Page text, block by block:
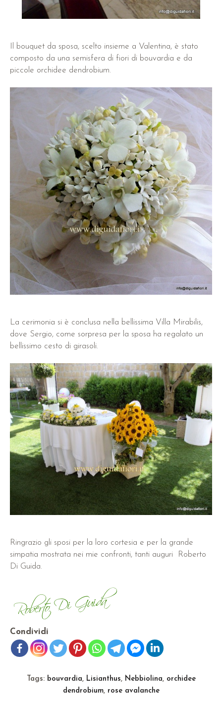
Il bouquet da sposa, scelto insieme a Valentina, è stato
composto da una semisfera di fiori di bouvardia e da
piccole orchidee dendrobium.
La cerimonia si è conclusa nella bellissima Villa Mirabilis,
dove Sergio, come sorpresa per la sposa ha regalato un
bellissimo cesto di girasoli.
Ringrazio gli sposi per la loro cortesia e per la grande
simpatia mostrata nei mie confronti, tanti auguri Roberto
Di Guida.
Condividi
Tags: bouvardia, Lisianthus, Nebbiolina, orchidee
dendrobium, rose avalanche